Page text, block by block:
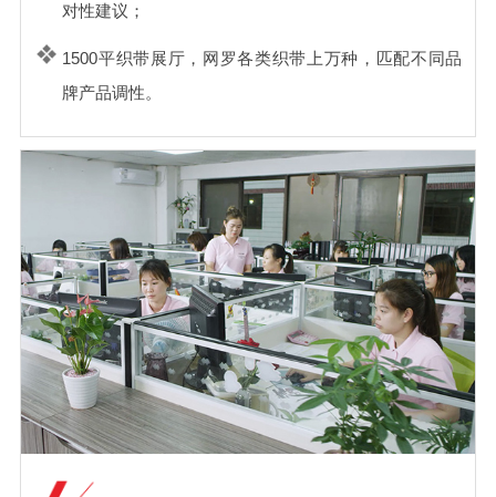
对性建议；
1500平织带展厅，网罗各类织带上万种，匹配不同品
牌产品调性。